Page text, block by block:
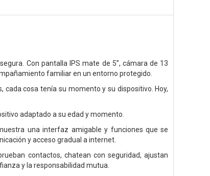
Con pantalla IPS mate de 5”, cámara de 13
familiar en un entorno protegido.
cosa tenía su momento y su dispositivo. Hoy,
adaptado a su edad y momento.
una interfaz amigable y funciones que se
y acceso gradual a internet.
contactos, chatean con seguridad, ajustan
y la responsabilidad mutua.